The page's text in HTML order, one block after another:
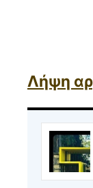
Λήψη